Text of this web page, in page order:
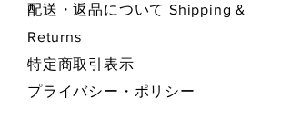
配送・返品について Shipping &
Returns
特定商取引表示
プライバシー・ポリシー
Privacy Policy